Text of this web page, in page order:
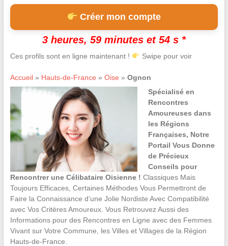
Créer mon compte
3 heures, 59 minutes et 53 s *
Ces profils sont en ligne maintenant ! Swipe pour voir
Accueil» Hauts-de-France » Oise » Ognon
Spécialisé en
Rencontres
Amoureuses dans
les Régions
Françaises, Notre
Portail Vous Donne
de Précieux
Conseils pour
Rencontrer une Célibataire Oisienne ! Classiques Mais
Toujours Efficaces, Certaines Méthodes Vous Permettront de
Faire la Connaissance d’une Jolie Nordiste Avec Compatibilité
avec Vos Critères Amoureux. Vous Retrouvez Aussi des
Informations pour des Rencontres en Ligne avec des Femmes
Vivant sur Votre Commune, les Villes et Villages de la Région
Hauts-de-France.